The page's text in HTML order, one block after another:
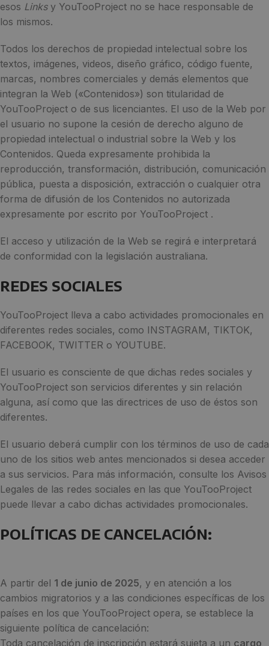
esos Linksy YouTooProject no se hace responsable de
los mismos.
Todos los derechos de propiedad intelectual sobre los
textos, imágenes, videos, diseño gráfico, código fuente,
marcas, nombres comerciales y demás elementos que
integran la Web («Contenidos») son titularidad de
YouTooProject o de sus licenciantes. El uso de la Web por
el usuario no supone la cesión de derecho alguno de
propiedad intelectual o industrial sobre la Web y los
Contenidos. Queda expresamente prohibida la
reproducción, transformación, distribución, comunicación
pública, puesta a disposición, extracción o cualquier otra
forma de difusión de los Contenidos no autorizada
expresamente por escrito por YouTooProject .
El acceso y utilización de la Web se regirá e interpretará
de conformidad con la legislación australiana.
REDES SOCIALES
YouTooProject lleva a cabo actividades promocionales en
diferentes redes sociales, como INSTAGRAM, TIKTOK,
FACEBOOK, TWITTER o YOUTUBE.
El usuario es consciente de que dichas redes sociales y
YouTooProject son servicios diferentes y sin relación
alguna, así como que las directrices de uso de éstos son
diferentes.
El usuario deberá cumplir con los términos de uso de cada
uno de los sitios web antes mencionados si desea acceder
a sus servicios. Para más información, consulte los Avisos
Legales de las redes sociales en las que YouTooProject
puede llevar a cabo dichas actividades promocionales.
POLÍTICAS DE CANCELACIÓN:
A partir del 1 de junio de 2025, y en atención a los
cambios migratorios y a las condiciones específicas de los
países en los que YouTooProject opera, se establece la
siguiente política de cancelación:
Toda cancelación de inscripción estará sujeta a un cargo